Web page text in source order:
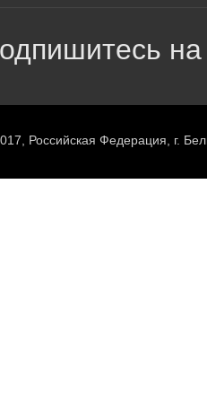
Российская Федерация, г.